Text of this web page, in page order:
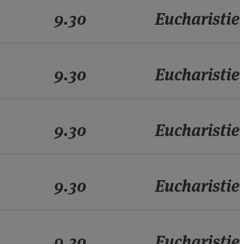
9.30 Eucharistie
9.30 Eucharistie
9.30 Eucharistie
9.30 Eucharistie